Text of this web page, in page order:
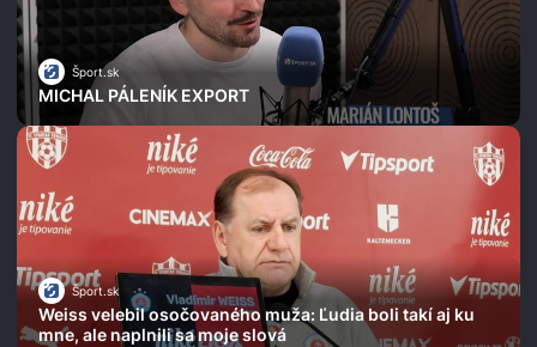
Šport.sk
MICHAL PÁLENÍK EXPORT
Šport.sk
Weiss velebil osočovaného muža: Ľudia boli takí aj ku
mne, ale naplnili sa moje slová